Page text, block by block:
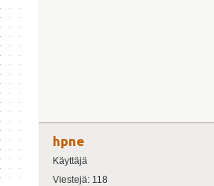
hpne
Käyttäjä
Viestejä: 118